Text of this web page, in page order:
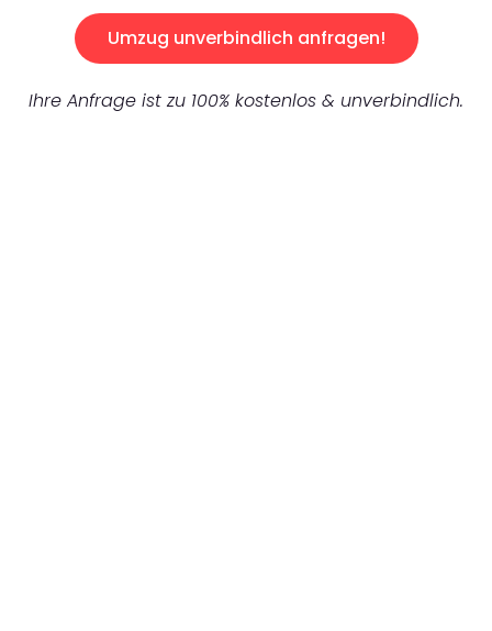
Umzug unverbindlich anfragen!
Ihre Anfrage ist zu 100% kostenlos & unverbindlich.